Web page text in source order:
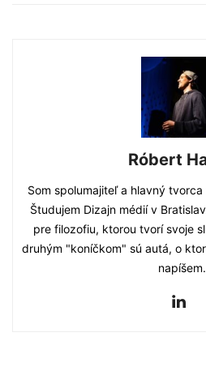
Róbert
Som spolumajiteľ a hlavný
Študujem Dizajn médií v
pre filozofiu, ktorou tvorí svoje
druhým "koníčkom" sú autá, o
napíšem.